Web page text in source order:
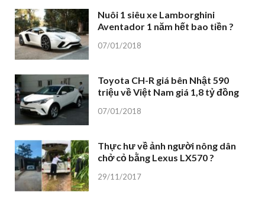
Nuôi 1 siêu xe Lamborghini
Aventador 1 năm hết bao tiền ?
07/01/2018
Toyota CH-R giá bên Nhật 590
triệu về Việt Nam giá 1,8 tỷ đồng
07/01/2018
Thực hư về ảnh người nông dân
chở cỏ bằng Lexus LX570 ?
29/11/2017